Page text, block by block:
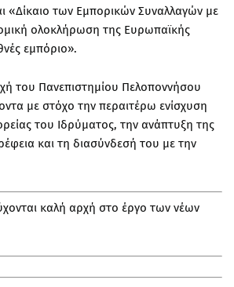
«Δίκαιο των Εμπορικών Συναλλαγών με
ολοκλήρωση της Ευρωπαϊκής
εμπόριο».
του Πανεπιστημίου Πελοποννήσου
με στόχο την περαιτέρω ενίσχυση
του Ιδρύματος, την ανάπτυξη της
και τη διασύνδεσή του με την
καλή αρχή στο έργο των νέων